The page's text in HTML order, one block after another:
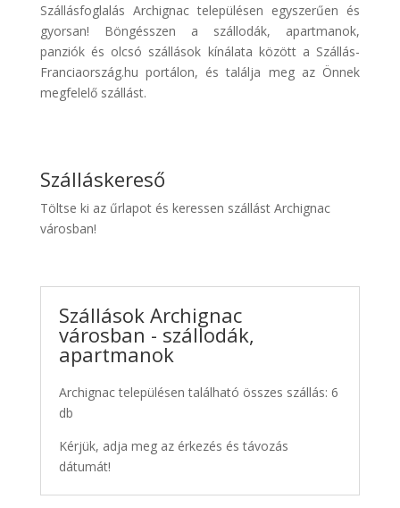
Discover
Cars
Transzfer
Szállásfoglalás Archignac településen egyszerűen és
gyorsan! Böngésszen a szállodák, apartmanok,
panziók és olcsó szállások kínálata között a Szállás-
Franciaország.hu portálon, és találja meg az Önnek
megfelelő szállást.
Szálláskereső
Töltse ki az űrlapot és keressen szállást Archignac
városban!
Szállások Archignac
városban - szállodák,
apartmanok
Archignac településen található összes szállás: 6
db
Kérjük, adja meg az érkezés és távozás
dátumát!